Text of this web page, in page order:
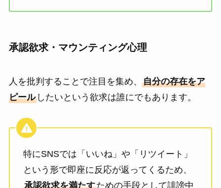
承認欲求・マウンティング心理
人を批判することで注目を集め、 自分の存在をア
ピールしたいという欲求は誰にでもあります。
特にSNSでは「いいね」や「リツイート」
という形で即座に反応が返ってくるため、
承認欲求を満たすための手段として誹謗中